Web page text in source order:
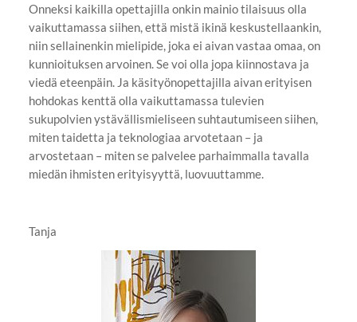
Onneksi kaikilla opettajilla onkin mainio tilaisuus olla
vaikuttamassa siihen, että mistä ikinä keskustellaankin,
niin sellainenkin mielipide, joka ei aivan vastaa omaa, on
kunnioituksen arvoinen. Se voi olla jopa kiinnostava ja
viedä eteenpäin. Ja käsityönopettajilla aivan erityisen
hohdokas kenttä olla vaikuttamassa tulevien
sukupolvien ystävällismieliseen suhtautumiseen siihen,
miten taidetta ja teknologiaa arvotetaan – ja
arvostetaan – miten se palvelee parhaimmalla tavalla
miedän ihmisten erityisyyttä, luovuuttamme.
Tanja